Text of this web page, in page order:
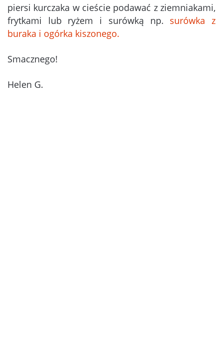
piersi kurczaka w cieście podawać z ziemniakami,
frytkami lub ryżem i surówką np. surówka z
buraka i ogórka kiszonego.
Smacznego!
Helen G.